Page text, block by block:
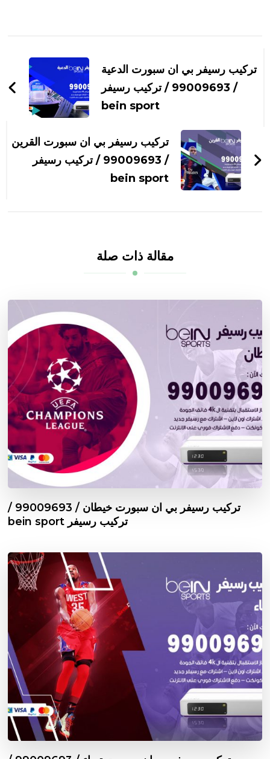
بين
التدوينات
تركيب رسيفر بي ان سبورت الدعية
/ 99009693 / تركيب رسيفر
bein sport
تركيب رسيفر بي ان سبورت القرين
/ 99009693 / تركيب رسيفر
bein sport
مقالة ذات صلة
تركيب رسيفر بي ان سبورت خيطان / 99009693 /
تركيب رسيفر bein sport